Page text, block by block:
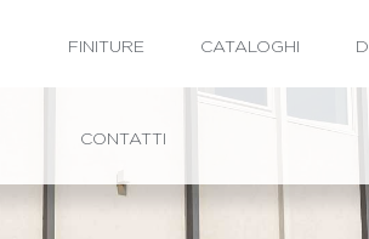
FINITURE CATALOGHI
CONTATTI